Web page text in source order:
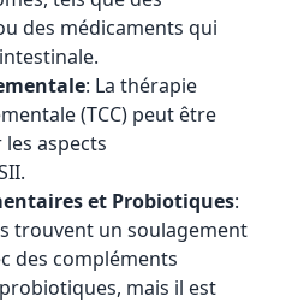
des médicaments qui
: La thérapie
(TCC) peut être
aspects
et Probiotiques:
trouvent un soulagement
des compléments
mais il est